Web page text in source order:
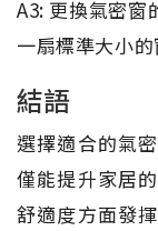
A3: 更換氣密窗
一扇標準大小
結語
選擇適合的氣
僅能提升家居
舒適度方面發